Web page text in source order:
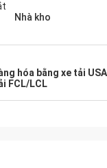
Nhà kho
hóa bằng xe tải
FCL/LCL